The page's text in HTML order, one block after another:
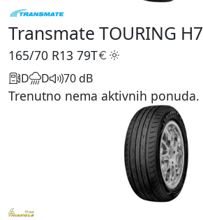
Transmate TOURING H7
165/70 R13 79T
D D 70 dB
Trenutno nema aktivnih ponuda.